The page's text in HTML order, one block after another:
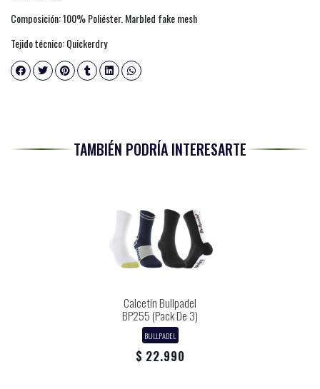
Composición: 100% Poliéster. Marbled fake mesh
Tejido técnico: Quickerdry
TAMBIÉN PODRÍA INTERESARTE
Calcetin Bullpadel
BP255 (Pack De 3)
BULLPADEL
$ 22.990